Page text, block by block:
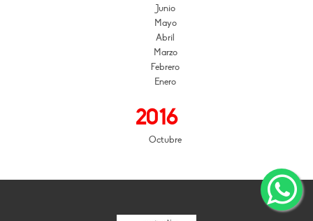
Junio
Mayo
Abril
Marzo
Febrero
Enero
2016
Octubre